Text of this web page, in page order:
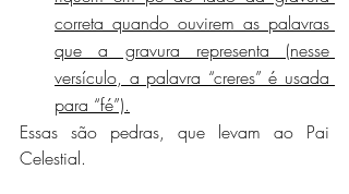
correta quando ouvirem as palavras
que a gravura representa (nesse
versículo, a palavra “creres” é usada
para “fé”).
Essas são pedras, que levam ao Pai
Celestial.